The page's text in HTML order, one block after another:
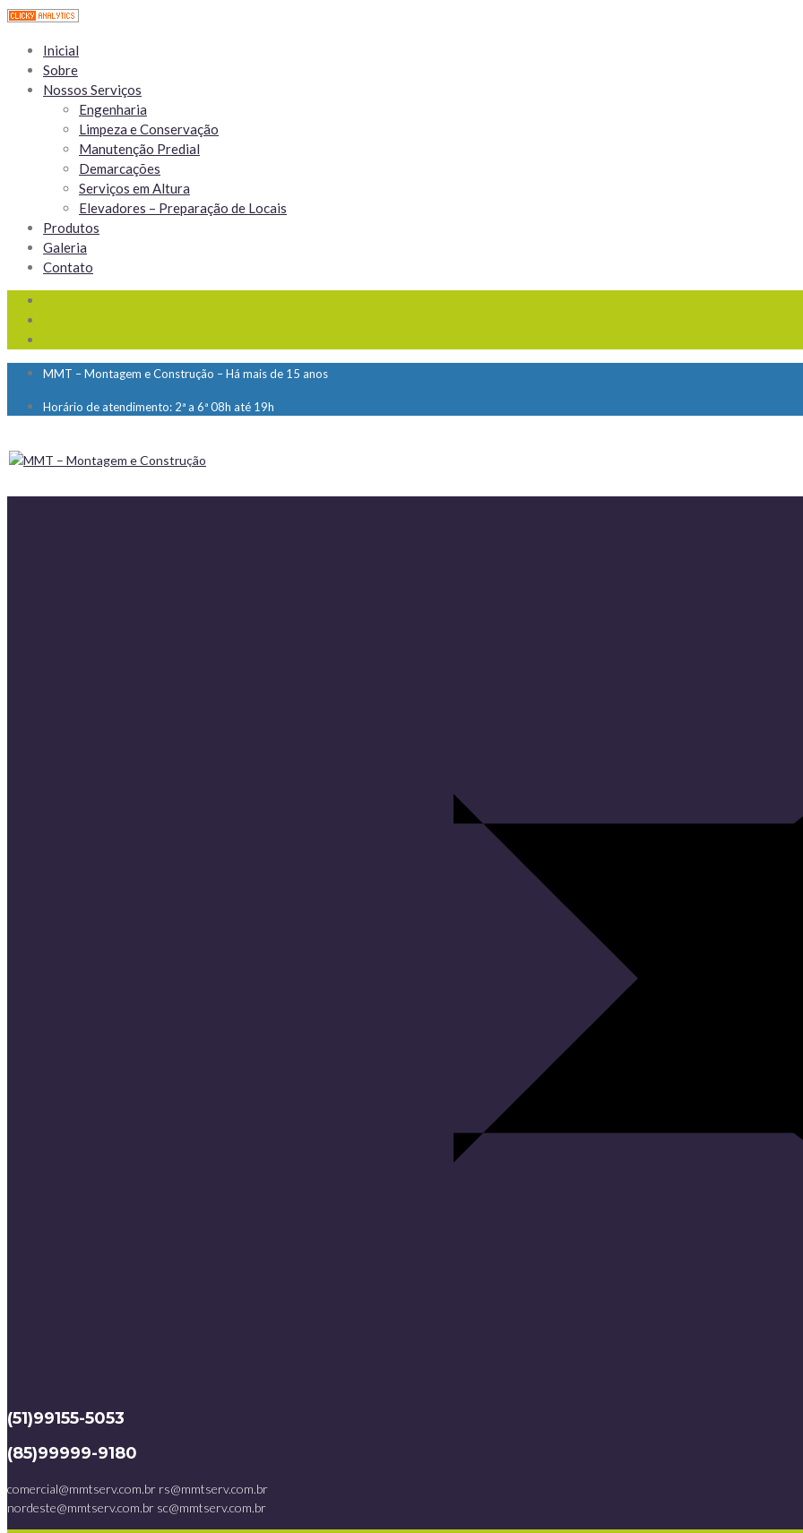
Inicial
Sobre
Nossos Serviços
Engenharia
Limpeza e Conservação
Manutenção Predial
Demarcações
Serviços em Altura
Elevadores – Preparação de Locais
Produtos
Galeria
Contato
MMT – Montagem e Construção – Há mais de 15 anos
Horário de atendimento: 2ª a 6ª 08h até 19h
(51)99155-5053
(85)99999-9180
comercial@mmtserv.com.br rs@mmtserv.com.br
nordeste@mmtserv.com.br sc@mmtserv.com.br